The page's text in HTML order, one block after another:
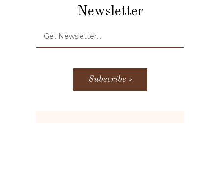
Newsletter